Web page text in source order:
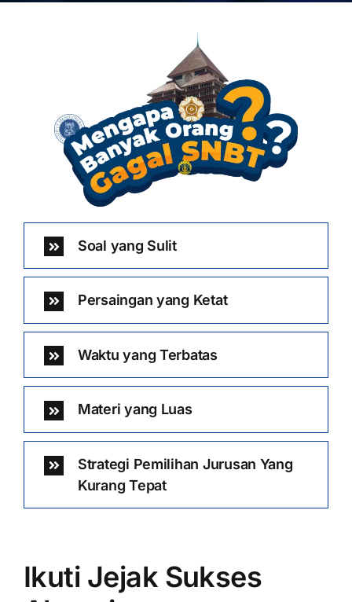
Soal yang Sulit
Persaingan yang Ketat
Waktu yang Terbatas
Materi yang Luas
Strategi Pemilihan Jurusan Yang
Kurang Tepat
Ikuti Jejak Sukses